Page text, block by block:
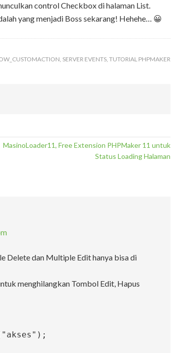
control Checkbox di halaman List.
yang menjadi Boss sekarang! Hehehe… 😀
, SERVER EVENTS, TUTORIAL PHPMAKER
MasinoLoader11, Free Extension PHPMaker 11 untuk
Status Loading Halaman
Delete dan Multiple Edit hanya bisa di
menghilangkan Tombol Edit, Hapus